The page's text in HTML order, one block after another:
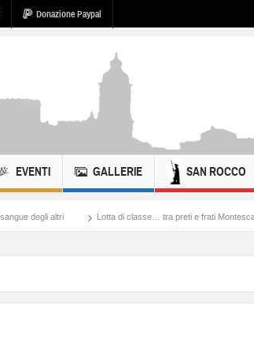
Donazione Paypal
EVENTI GALLERIE SAN ROCCO
Lotta di classe… tra preti e frati Montescaglioso